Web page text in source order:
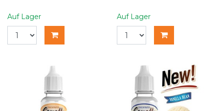
Auf Lager Auf Lager